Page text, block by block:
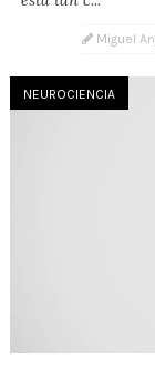
Miguel
NEUROCIENCIA